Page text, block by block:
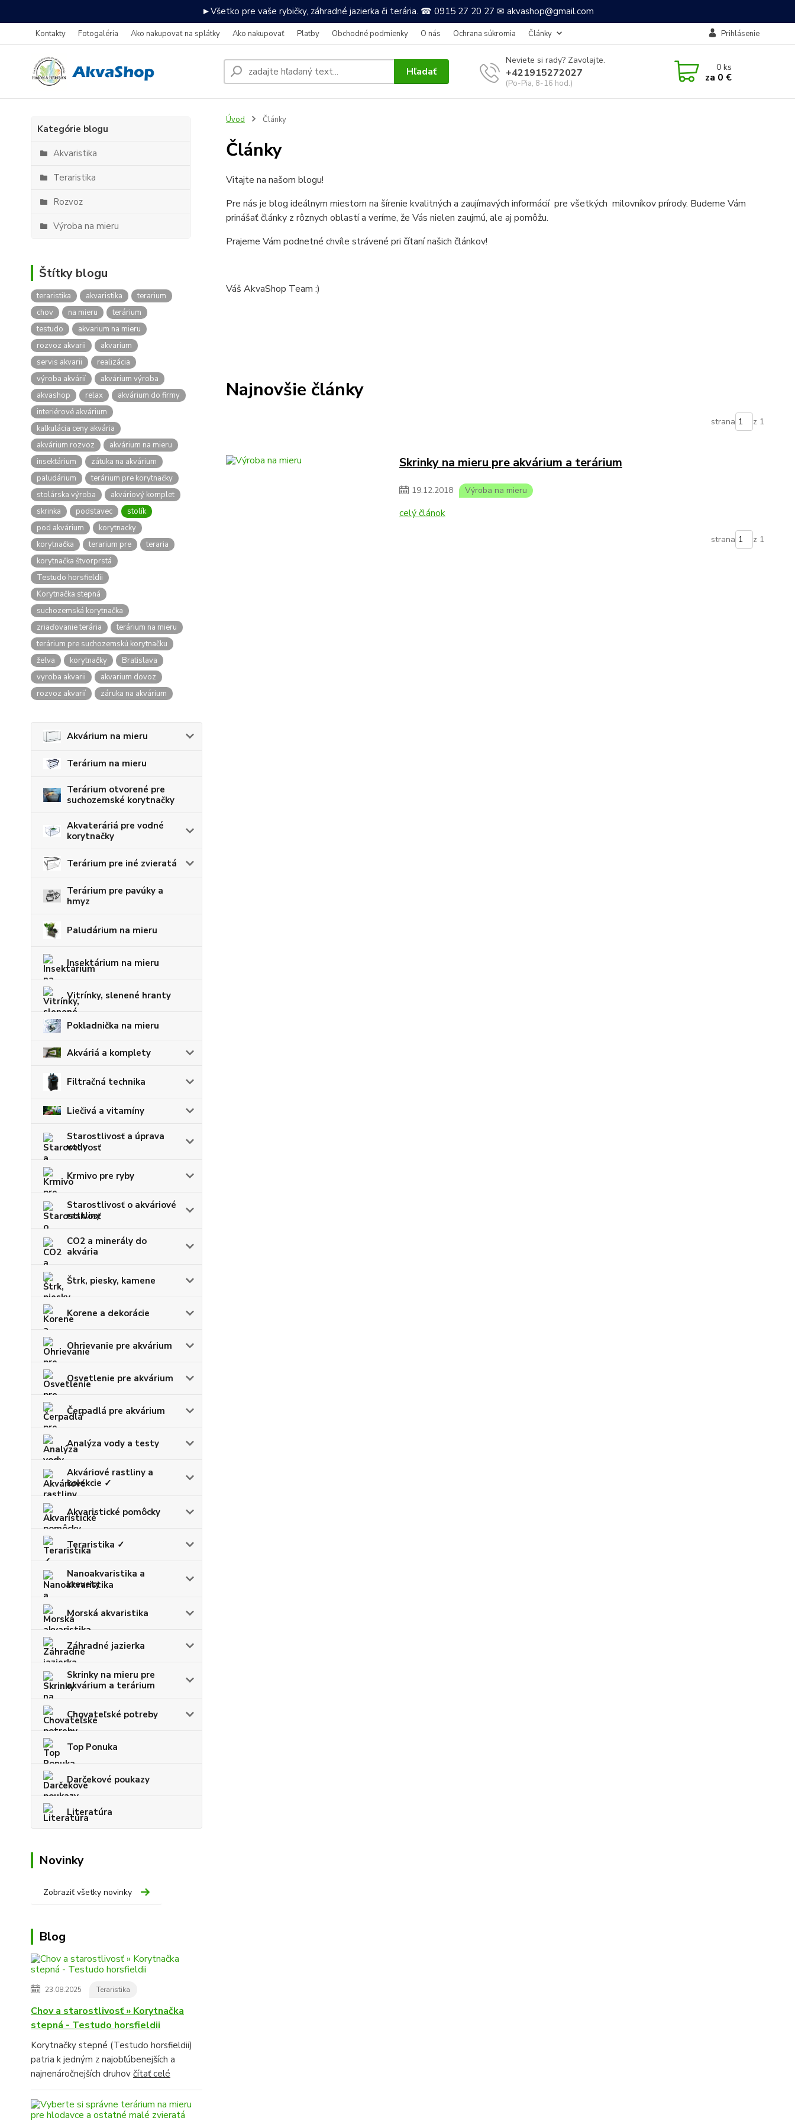
►Všetko pre vaše rybičky, záhradné jazierka či terária. ☎ 0915 27 20 27 ✉ akvashop@gmail.com
Kontakty Fotogaléria Ako nakupovať na splátky Ako nakupovať Platby Obchodné podmienky O nás Ochrana súkromia Články Prihlásenie
Hľadať
Neviete si rady? Zavolajte.
+421915272027
(Po-Pia, 8-16 hod.)
0ks
za 0 €
Kategórie blogu
Akvaristika
Teraristika
Rozvoz
Výroba na mieru
Štítky blogu
teraristika akvaristika
terarium
chov
na mieru
terárium
testudo
akvarium na mieru
rozvoz akvarii
akvarium
servis akvarii
realizácia
výroba akvárií
akvárium výroba
akvashop
relax
akvárium do firmy
interiérové akvárium
kalkulácia ceny akvária
akvárium rozvoz
akvárium na mieru
insektárium
zátuka na akvárium
paludárium
terárium pre korytnačky
stolárska výroba
akváriový komplet
skrinka
podstavec
stolík
pod akvárium
korytnacky
korytnačka
terarium pre
teraria
korytnačka štvorprstá
Testudo horsfieldii
Korytnačka stepná
suchozemská korytnačka
zriaďovanie terária
terárium na mieru
terárium pre suchozemskú korytnačku
želva
korytnačky
Bratislava
vyroba akvarii
akvarium dovoz
rozvoz akvarií
záruka na akvárium
Akvárium na mieru
Terárium na mieru
Terárium otvorené pre
suchozemské korytnačky
Akvateráriá pre vodné
korytnačky
Terárium pre iné zvieratá
Terárium pre pavúky a
hmyz
Paludárium na mieru
Insektárium na mieru
Vitrínky, slenené hranty
Pokladnička na mieru
Akváriá a komplety
Filtračná technika
Liečivá a vitamíny
Starostlivosť a úprava
vody
Krmivo pre ryby
Starostlivosť o akváriové
rastliny
CO2 a minerály do
akvária
Štrk, piesky, kamene
Korene a dekorácie
Ohrievanie pre akvárium
Osvetlenie pre akvárium
Čerpadlá pre akvárium
Analýza vody a testy
Akváriové rastliny a
kolekcie ✓
Akvaristické pomôcky
Teraristika ✓
Nanoakvaristika a
krevety
Morská akvaristika
Záhradné jazierka
Skrinky na mieru pre
akvárium a terárium
Chovateľské potreby
Top Ponuka
Darčekové poukazy
Literatúra
Novinky
Zobraziť všetky novinky
Blog
23.08.2025 Teraristika
Chov a starostlivosť » Korytnačka
stepná - Testudo horsfieldii
Korytnačky stepné (Testudo horsfieldii)
patria k jedným z najobľúbenejších a
najnenáročnejších druhov čítať celé
Úvod Články
Články
Vitajte na našom blogu!
Pre nás je blog ideálnym miestom na šírenie kvalitných a zaujímavých informácií pre všetkých milovníkov prírody. Budeme Vám
prinášať články z rôznych oblastí a veríme, že Vás nielen zaujmú, ale aj pomôžu.
Prajeme Vám podnetné chvíle strávené pri čítaní našich článkov!
Váš AkvaShop Team :)
Najnovšie články
strana z 1
Skrinky na mieru pre akvárium a terárium
19.12.2018 Výroba na mieru
celý článok
strana z 1